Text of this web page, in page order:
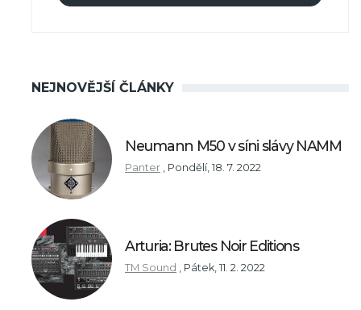
NEJNOVĚJŠÍ ČLÁNKY
Neumann M50 v síni slávy NAMM
Panter , Pondělí, 18. 7. 2022
Arturia: Brutes Noir Editions
TM Sound , Pátek, 11. 2. 2022